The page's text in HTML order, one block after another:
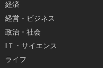
経済
経営・ビジネス
政治・社会
IＴ・サイエンス
ライフ